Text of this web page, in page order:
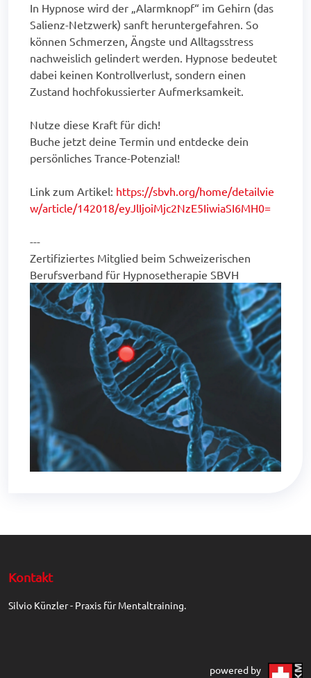
In Hypnose wird der „Alarmknopf“ im Gehirn (das
Salienz-Netzwerk) sanft heruntergefahren. So
können Schmerzen, Ängste und Alltagsstress
nachweislich gelindert werden. Hypnose bedeutet
dabei keinen Kontrollverlust, sondern einen
Zustand hochfokussierter Aufmerksamkeit.
Nutze diese Kraft für dich!
Buche jetzt deine Termin und entdecke dein
persönliches Trance-Potenzial!
Link zum Artikel: https://sbvh.org/home/detailvie
w/article/142018/eyJlIjoiMjc2NzE5IiwiaSI6MH0=
---
Zertifiziertes Mitglied beim Schweizerischen
Berufsverband für Hypnosetherapie SBVH
Kontakt
Silvio Künzler - Praxis für Mentaltraining.
powered by